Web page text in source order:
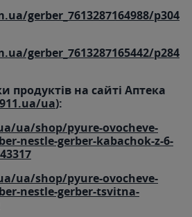
gerber_7613287164988/p304
gerber_7613287165442/p284
продуктів на сайті Аптека
ua):
ua/shop/pyure-ovocheve-
nestle-gerber-kabachok-z-6-
ua/shop/pyure-ovocheve-
nestle-gerber-tsvitna-